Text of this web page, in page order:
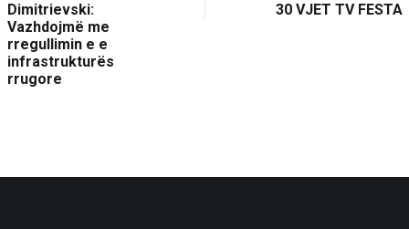
Dimitrievski:
Vazhdojmë me
rregullimin e e
infrastrukturës
rrugore
30 VJET TV FESTA